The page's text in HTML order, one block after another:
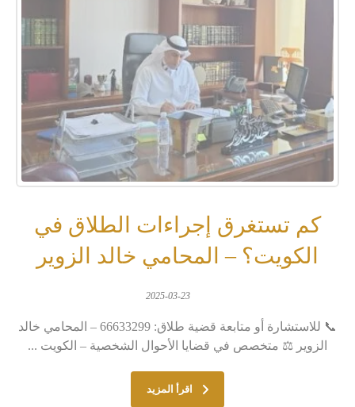
كم تستغرق إجراءات الطلاق في
الكويت؟ – المحامي خالد الزوير
2025-03-23
📞 للاستشارة أو متابعة قضية طلاق: 66633299 – المحامي خالد
الزوير ⚖️ متخصص في قضايا الأحوال الشخصية – الكويت ...
اقرأ المزيد